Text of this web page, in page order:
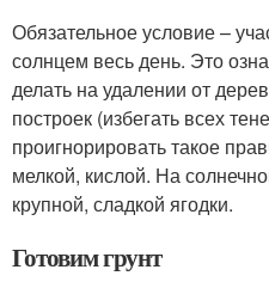
Обязательное условие –
солнцем весь день. Это
делать на удалении от
построек (избегать всех
проигнорировать такое
мелкой, кислой. На
крупной, сладкой ягодки.
Готовим грунт